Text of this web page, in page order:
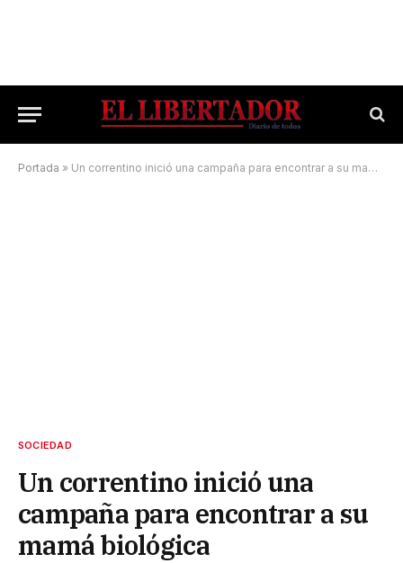
Portada » Un correntino inició una campaña para encontrar a su mamá biológica
SOCIEDAD
Un correntino inició una
campaña para encontrar a su
mamá biológica